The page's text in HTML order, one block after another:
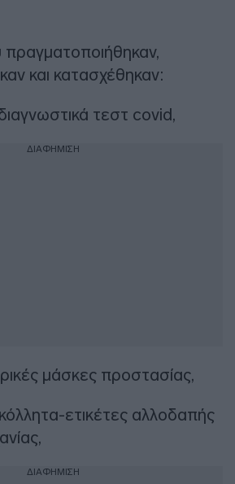
και κατασχέθηκαν:
τεστ covid,
ΔΙΑΦΗΜΙΣΗ
μάσκες προστασίας,
ετικέτες αλλοδαπής
ΔΙΑΦΗΜΙΣΗ